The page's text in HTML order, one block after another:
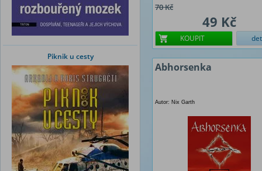
Piknik u cesty
70 Kč
49 Kč
KOUPIT
Abhorsenka
Autor: Nix Garth